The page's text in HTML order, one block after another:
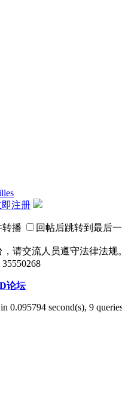
即注册
转播 回帖后跳转到最后
请交流人员遵守法律法规
论坛
in 0.095794 second(s), 9